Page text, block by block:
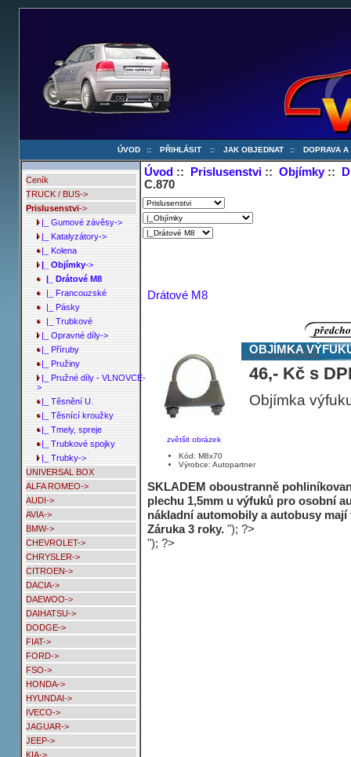
ÚVOD :: PŘIHLÁSIT :: JAK OBJEDNAT :: DOPRAVA A
Ceník
TRUCK / BUS->
Prislusenstvi->
|_ Gumové závěsy->
|_ Katalyzátory->
|_ Kolena
|_ Objímky->
|_ Drátové M8
|_ Francouzské
|_ Pásky
|_ Trubkové
|_ Opravné díly->
|_ Příruby
|_ Pružiny
|_ Pružné díly - VLNOVCE-
>
|_ Těsnění U.
|_ Těsnící kroužky
|_ Tmely, spreje
|_ Trubkové spojky
|_ Trubky->
UNIVERSAL BOX
ALFA ROMEO->
AUDI->
AVIA->
BMW->
CHEVROLET->
CHRYSLER->
CITROEN->
DACIA->
DAEWOO->
DAIHATSU->
DODGE->
FIAT->
FORD->
FSO->
HONDA->
HYUNDAI->
IVECO->
JAGUAR->
JEEP->
KIA->
Úvod :: Prislusenstvi ::Objímky::
C.870
Drátové M8
zvětšit obrázek
OBJÍMKA
46,- Kč s
Objímka
Kód: M8x70
Výrobce: Autopartner
SKLADEM oboustranně
plechu 1,5mm u výfuků pro osobní
nákladní automobily a autobusy
Záruka 3 roky. "); ?>
"); ?>